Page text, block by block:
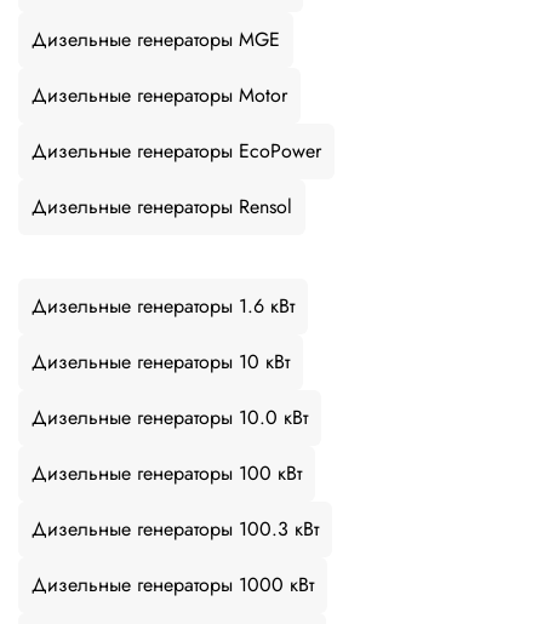
Дизельные генераторы MGE
Дизельные генераторы Motor
Дизельные генераторы EcoPower
Дизельные генераторы Rensol
Дизельные генераторы 1.6 кВт
Дизельные генераторы 10 кВт
Дизельные генераторы 10.0 кВт
Дизельные генераторы 100 кВт
Дизельные генераторы 100.3 кВт
Дизельные генераторы 1000 кВт